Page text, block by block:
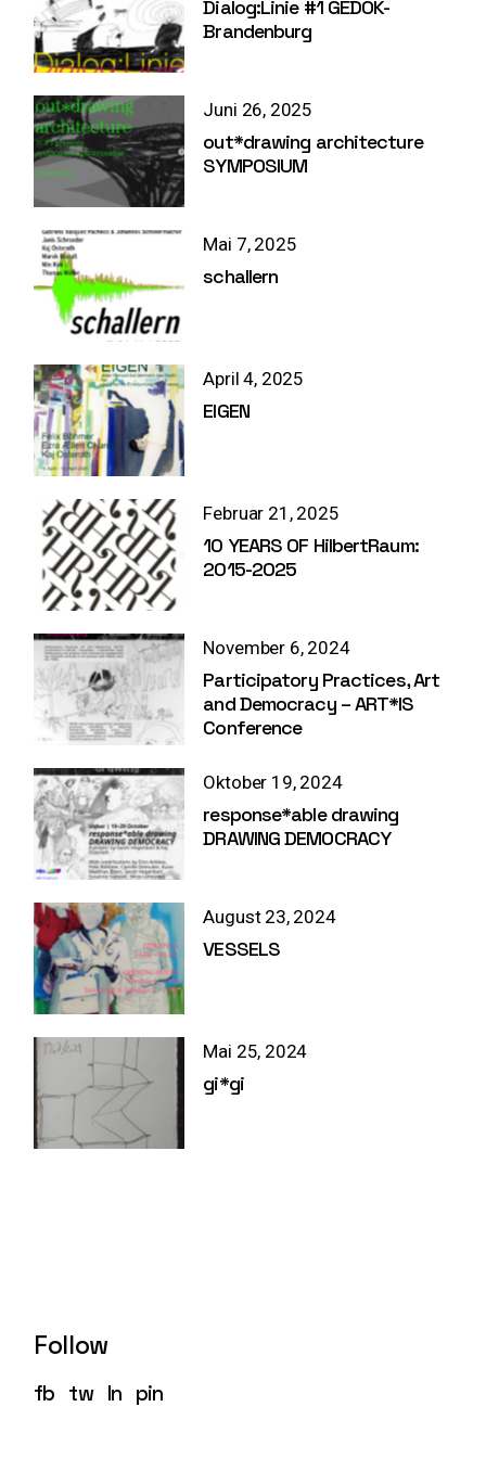
Dialog:Linie #1 GEDOK-
Brandenburg
Juni 26, 2025
out*drawing architecture
SYMPOSIUM
Mai 7, 2025
schallern
April 4, 2025
EIGEN
Februar 21, 2025
10 YEARS OF HilbertRaum:
2015-2025
November 6, 2024
Participatory Practices, Art
and Democracy – ART*IS
Conference
Oktober 19, 2024
response*able drawing
DRAWING DEMOCRACY
August 23, 2024
VESSELS
Mai 25, 2024
gi*gi
Follow
fb tw ln pin